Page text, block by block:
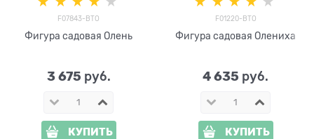
F07843-BTO
Фигура садовая Олень
3 675 руб.
КУПИТЬ
F01220-BTO
Фигура садовая Олениха
4 635 руб.
КУПИТЬ